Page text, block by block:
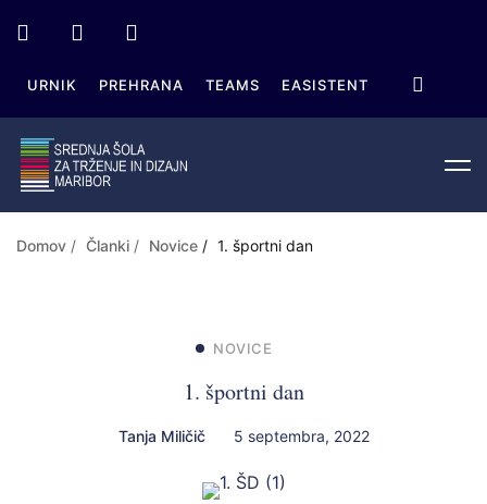
URNIK PREHRANA TEAMS EASISTENT
Domov Članki Novice 1. športni dan
NOVICE
1. športni dan
Tanja Miličič 5 septembra, 2022